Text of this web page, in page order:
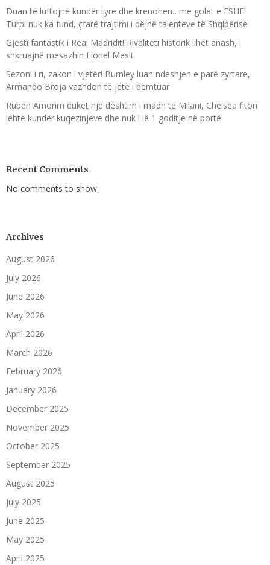
Duan të luftojnë kundër tyre dhe krenohen…me golat e FSHF!
Turpi nuk ka fund, çfarë trajtimi i bëjnë talenteve të Shqipërisë
Gjesti fantastik i Real Madridit! Rivaliteti historik lihet anash, i
shkruajnë mesazhin Lionel Mesit
Sezoni i ri, zakon i vjetër! Burnley luan ndeshjen e parë zyrtare,
Armando Broja vazhdon të jetë i dëmtuar
Ruben Amorim duket një dështim i madh te Milani, Chelsea fiton
lehtë kundër kuqezinjëve dhe nuk i lë 1 goditje në portë
Recent Comments
No comments to show.
Archives
August 2026
July 2026
June 2026
May 2026
April 2026
March 2026
February 2026
January 2026
December 2025
November 2025
October 2025
September 2025
August 2025
July 2025
June 2025
May 2025
April 2025